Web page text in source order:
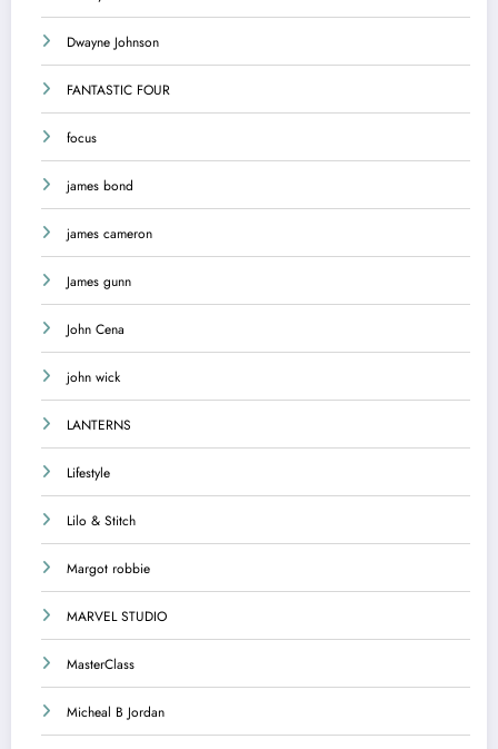
Dwayne Johnson
FANTASTIC FOUR
focus
james bond
james cameron
James gunn
John Cena
john wick
LANTERNS
Lifestyle
Lilo & Stitch
Margot robbie
MARVEL STUDIO
MasterClass
Micheal B Jordan